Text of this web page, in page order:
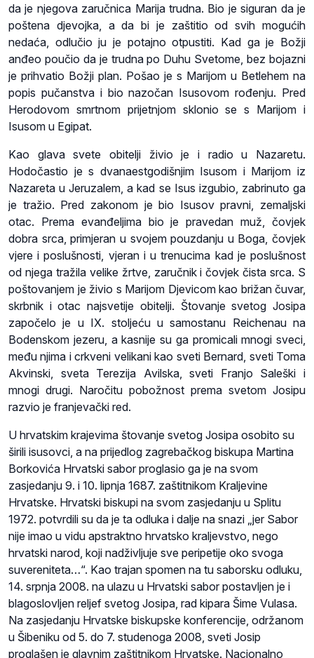
da je njegova zaručnica Marija trudna. Bio je siguran da je
poštena djevojka, a da bi je zaštitio od svih mogućih
nedaća, odlučio ju je potajno otpustiti. Kad ga je Božji
anđeo poučio da je trudna po Duhu Svetome, bez bojazni
je prihvatio Božji plan. Pošao je s Marijom u Betlehem na
popis pučanstva i bio nazočan Isusovom rođenju. Pred
Herodovom smrtnom prijetnjom sklonio se s Marijom i
Isusom u Egipat.
Kao glava svete obitelji živio je i radio u Nazaretu.
Hodočastio je s dvanaestgodišnjim Isusom i Marijom iz
Nazareta u Jeruzalem, a kad se Isus izgubio, zabrinuto ga
je tražio. Pred zakonom je bio Isusov pravni, zemaljski
otac. Prema evanđeljima bio je pravedan muž, čovjek
dobra srca, primjeran u svojem pouzdanju u Boga, čovjek
vjere i poslušnosti, vjeran i u trenucima kad je poslušnost
od njega tražila velike žrtve, zaručnik i čovjek čista srca. S
poštovanjem je živio s Marijom Djevicom kao brižan čuvar,
skrbnik i otac najsvetije obitelji. Štovanje svetog Josipa
započelo je u IX. stoljeću u samostanu Reichenau na
Bodenskom jezeru, a kasnije su ga promicali mnogi sveci,
među njima i crkveni velikani kao sveti Bernard, sveti Toma
Akvinski, sveta Terezija Avilska, sveti Franjo Saleški i
mnogi drugi. Naročitu pobožnost prema svetom Josipu
razvio je franjevački red.
U hrvatskim krajevima štovanje svetog Josipa osobito su
širili isusovci, a na prijedlog zagrebačkog biskupa Martina
Borkovića Hrvatski sabor proglasio ga je na svom
zasjedanju 9. i 10. lipnja 1687. zaštitnikom Kraljevine
Hrvatske. Hrvatski biskupi na svom zasjedanju u Splitu
1972. potvrdili su da je ta odluka i dalje na snazi „jer Sabor
nije imao u vidu apstraktno hrvatsko kraljevstvo, nego
hrvatski narod, koji nadživljuje sve peripetije oko svoga
suvereniteta…“. Kao trajan spomen na tu saborsku odluku,
14. srpnja 2008. na ulazu u Hrvatski sabor postavljen je i
blagoslovljen reljef svetog Josipa, rad kipara Šime Vulasa.
Na zasjedanju Hrvatske biskupske konferencije, održanom
u Šibeniku od 5. do 7. studenoga 2008, sveti Josip
proglašen je glavnim zaštitnikom Hrvatske. Nacionalno